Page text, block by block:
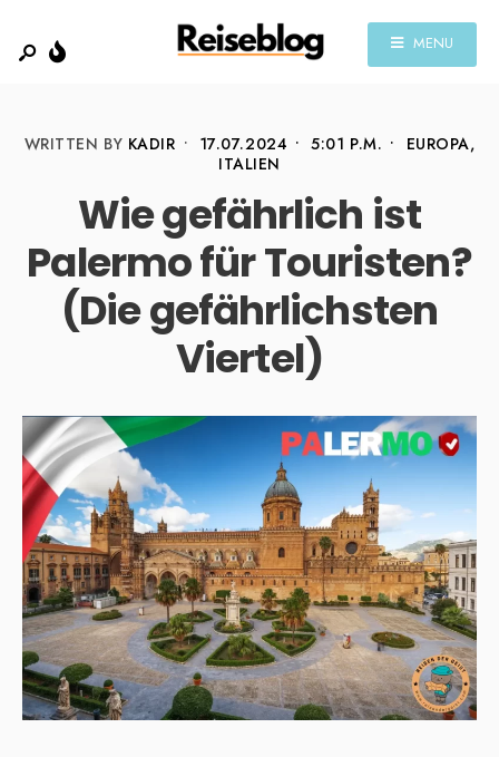
MENU
WRITTEN BY KADIR • 17.07.2024 • 5:01 P.M. • EUROPA,
ITALIEN
Wie gefährlich ist
Palermo für Touristen?
(Die gefährlichsten
Viertel)